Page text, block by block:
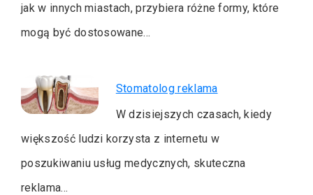
jak w innych miastach, przybiera różne formy, które
mogą być dostosowane…
Stomatolog reklama
W dzisiejszych czasach, kiedy
większość ludzi korzysta z internetu w
poszukiwaniu usług medycznych, skuteczna
reklama…